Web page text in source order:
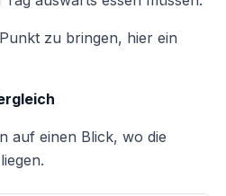
zu bringen, hier ein
auf einen Blick, wo die